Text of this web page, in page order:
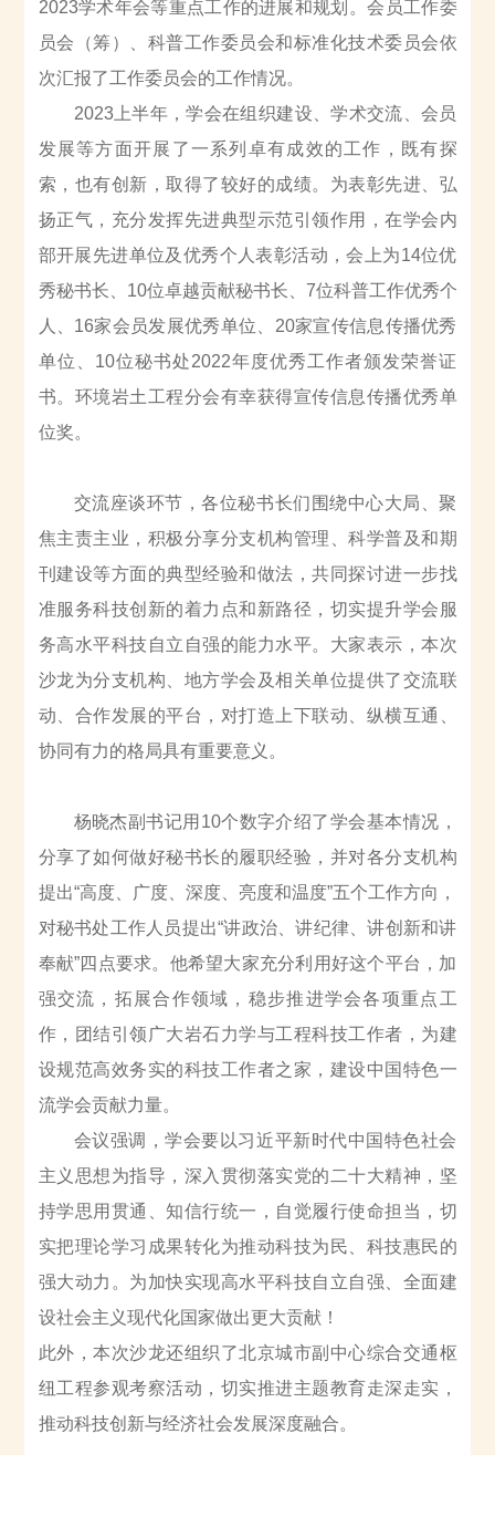
2023学术年会等重点工作的进展和规划。会员工作委
员会（筹）、科普工作委员会和标准化技术委员会依
次汇报了工作委员会的工作情况。
2023上半年，学会在组织建设、学术交流、会员
发展等方面开展了一系列卓有成效的工作，既有探
索，也有创新，取得了较好的成绩。为表彰先进、弘
扬正气，充分发挥先进典型示范引领作用，在学会内
部开展先进单位及优秀个人表彰活动，会上为14位优
秀秘书长、10位卓越贡献秘书长、7位科普工作优秀个
人、16家会员发展优秀单位、20家宣传信息传播优秀
单位、10位秘书处2022年度优秀工作者颁发荣誉证
书。环境岩土工程分会有幸获得宣传信息传播优秀单
位奖。
交流座谈环节，各位秘书长们围绕中心大局、聚
焦主责主业，积极分享分支机构管理、科学普及和期
刊建设等方面的典型经验和做法，共同探讨进一步找
准服务科技创新的着力点和新路径，切实提升学会服
务高水平科技自立自强的能力水平。大家表示，本次
沙龙为分支机构、地方学会及相关单位提供了交流联
动、合作发展的平台，对打造上下联动、纵横互通、
协同有力的格局具有重要意义。
杨晓杰副书记用10个数字介绍了学会基本情况，
分享了如何做好秘书长的履职经验，并对各分支机构
提出“高度、广度、深度、亮度和温度”五个工作方向，
对秘书处工作人员提出“讲政治、讲纪律、讲创新和讲
奉献”四点要求。他希望大家充分利用好这个平台，加
强交流，拓展合作领域，稳步推进学会各项重点工
作，团结引领广大岩石力学与工程科技工作者，为建
设规范高效务实的科技工作者之家，建设中国特色一
流学会贡献力量。
会议强调，学会要以习近平新时代中国特色社会
主义思想为指导，深入贯彻落实党的二十大精神，坚
持学思用贯通、知信行统一，自觉履行使命担当，切
实把理论学习成果转化为推动科技为民、科技惠民的
强大动力。为加快实现高水平科技自立自强、全面建
设社会主义现代化国家做出更大贡献！
此外，本次沙龙还组织了北京城市副中心综合交通枢
纽工程参观考察活动，切实推进主题教育走深走实，
推动科技创新与经济社会发展深度融合。